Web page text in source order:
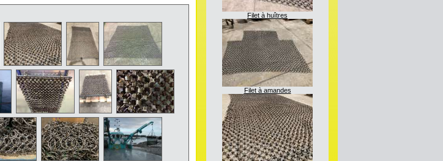
Filet à huîtres
Filet à amandes